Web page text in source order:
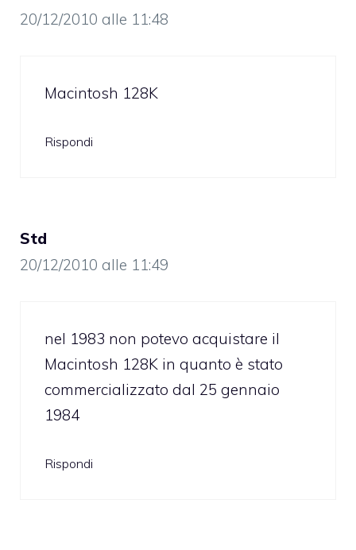
20/12/2010 alle 11:48
Macintosh 128K
Rispondi
Std
20/12/2010 alle 11:49
nel 1983 non potevo acquistare il
Macintosh 128K in quanto è stato
commercializzato dal 25 gennaio
1984
Rispondi